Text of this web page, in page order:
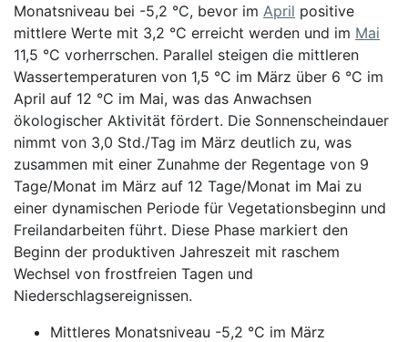
Monatsniveau bei -5,2 °C, bevor im April positive
mittlere Werte mit 3,2 °C erreicht werden und im Mai
11,5 °C vorherrschen. Parallel steigen die mittleren
Wassertemperaturen von 1,5 °C im März über 6 °C im
April auf 12 °C im Mai, was das Anwachsen
ökologischer Aktivität fördert. Die Sonnenscheindauer
nimmt von 3,0 Std./Tag im März deutlich zu, was
zusammen mit einer Zunahme der Regentage von 9
Tage/Monat im März auf 12 Tage/Monat im Mai zu
einer dynamischen Periode für Vegetationsbeginn und
Freilandarbeiten führt. Diese Phase markiert den
Beginn der produktiven Jahreszeit mit raschem
Wechsel von frostfreien Tagen und
Niederschlagsereignissen.
Mittleres Monatsniveau -5,2 °C im März